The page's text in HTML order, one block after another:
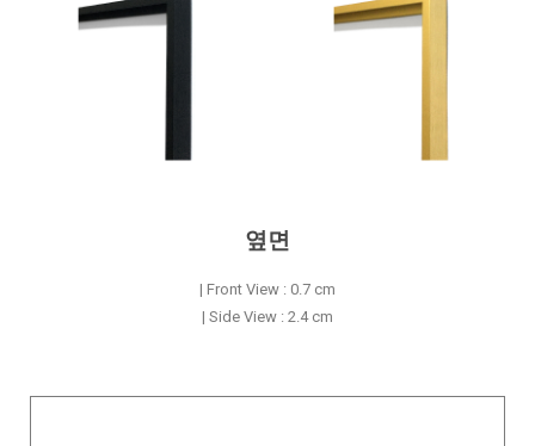
옆면
| Front View : 0.7 cm
| Side View : 2.4 cm